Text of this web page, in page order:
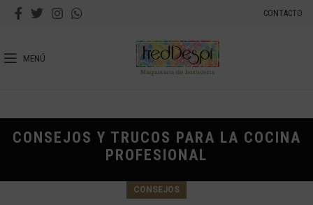
CONTACTO
MENÚ
CONSEJOS Y TRUCOS PARA LA COCINA
PROFESIONAL
CONSEJOS